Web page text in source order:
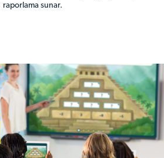
raporlama sunar.